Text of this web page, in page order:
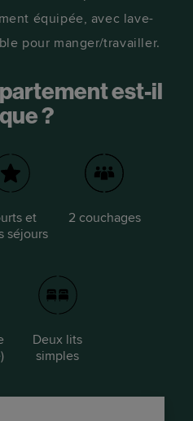
équipée, avec lave-
pour manger/travailler.
est-il
?
et
séjours
2 couchages
Deux lits
simples